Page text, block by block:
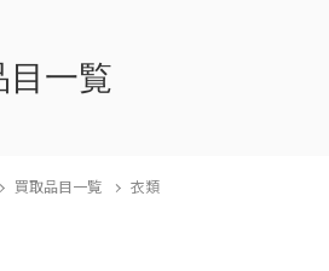
目一覧
買取品目一覧 衣類